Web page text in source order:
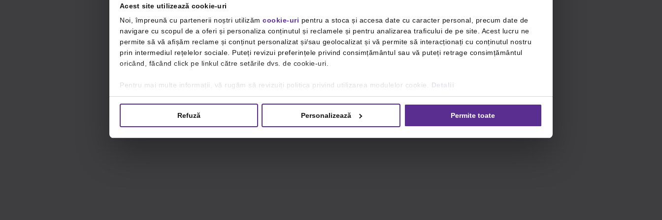
Acest site utilizează cookie-uri
Noi, împreună cu partenerii noștri utilizăm cookie-uri pentru a stoca și accesa date cu caracter personal, precum date de
navigare cu scopul de a oferi și personaliza conținutul și reclamele și pentru analizarea traficului de pe site. Acest lucru ne
permite să vă afișăm reclame și conținut personalizat și/sau geolocalizat și vă permite să interacționați cu conținutul nostru
prin intermediul rețelelor sociale. Puteți revizui preferințele privind consimțământul sau vă puteți retrage consimțământul
oricând, făcând click pe linkul către setările dvs. de cookie-uri.
Pentru mai multe informații, vă rugăm să revizuiți politica privind utilizarea modulelor cookie. Detalii
Refuză Personalizează Permite toate